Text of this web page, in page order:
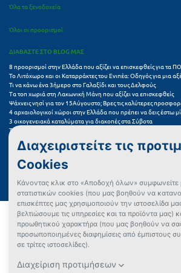
Όλα τα ξενοδοχεία
Όλοι οι προορισμοί
ΔΙΑΒΑΣΤΕ ΣΤΟ BLOG ΜΑΣ
8 προορισμοί στην Ελλάδα που αξίζει να επισκεφθείς για τα
Το Λιτόχωρο και οι Καταρράκτες του Ενιπέα: Οδηγός για μια
Τι να κάνω ένα 3ήμερο στο Γαλαξίδι και τους Δελφούς
Τα τοπ χωριά στη Λακωνική Μάνη που αξίζει να επισκεφθείς
Ψάχνεις νησί για τον 15Αύγουστο; Βρες τις καλύτερες
4 αρχαιολογικοί χώροι στην Ελλάδα που πρέπει να δεις έστω
3 οικογενειακά καταλύματα για διακοπές στα Σύβοτα
Τα 11 καλύτερα καλοκαιρινά resorts στην Ελλάδα
7 μικρά ελληνικά νησιά για αξέχαστες καλοκαιρινές διακοπές
5+1 ινσταγκραμικές παραλίες στην Ελλάδα που αξίζουν μια
Συχνές Ερωτήσεις (FAQs) για Ξενοδοχεία
Όροι χρήσης
Πολιτική Προστασίας
Πολιτική Cookies
Πώς μπορώ να